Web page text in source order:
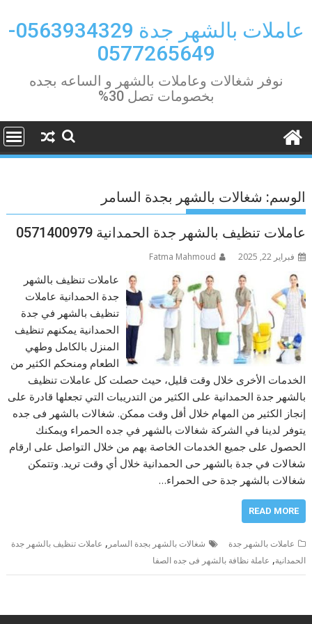
content
عاملات بالشهر جدة 0563934329-
0577265649
نوفر شغالات وعاملات بالشهر و الساعه بجده
بخصومات تصل 30%
الوسم: شغالات بالشهر بجدة السامر
عاملات تنظيف بالشهر جدة الحمدانية 0571400979
فبراير 22, 2025 Fatma Mahmoud
عاملات تنظيف بالشهر
جدة الحمدانية عاملات
تنظيف بالشهر في جدة
الحمدانية يمكنهم تنظيف
المنزل بالكامل وطهي
الطعام ومنحكم الكثير من
الخدمات الأخرى خلال وقت قليل، حيث حصلت كل عاملات تنظيف
بالشهر جدة الحمدانية على الكثير من التدريبات التي تجعلها قادرة على
إنجاز الكثير من المهام خلال أقل وقت ممكن. شغالات بالشهر فى جده
يتوفر لدينا في الشركة شغالات بالشهر في جده الحمراء ويمكنك
الحصول على جميع الخدمات الخاصة بهم من خلال التواصل على ارقام
شغالات في جدة بالشهر حى الحمدانية خلال أي وقت تريد. وتتمكن
شغالات بالشهر جدة حى الحمراء…
READ MORE
عاملات بالشهر جدة شغالات بالشهر بجدة السامر , عاملات تنظيف بالشهر جدة
الحمدانية, عاملة نظافة بالشهر فى جده الصفا